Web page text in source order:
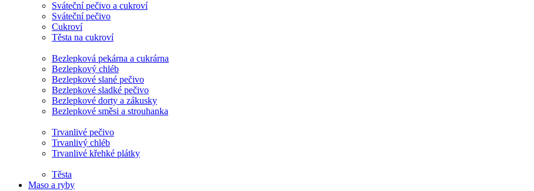
Sváteční pečivo a cukroví
Sváteční pečivo
Cukroví
Těsta na cukroví
Bezlepková pekárna a cukrárna
Bezlepkový chléb
Bezlepkové slané pečivo
Bezlepkové sladké pečivo
Bezlepkové dorty a zákusky
Bezlepkové směsi a strouhanka
Trvanlivé pečivo
Trvanlivý chléb
Trvanlivé křehké plátky
Těsta
Maso a ryby